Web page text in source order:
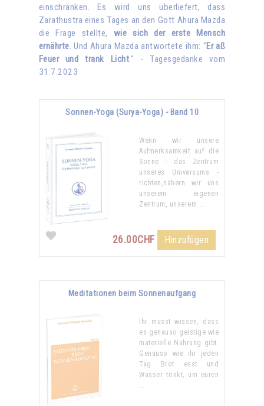
einschränken. Es wird uns überliefert, dass
Zarathustra eines Tages an den Gott Ahura Mazda
die Frage stellte, wie sich der erste Mensch
ernährte. Und Ahura Mazda antwortete ihm: "Er aß
Feuer und trank Licht." - Tagesgedanke vom
31.7.2023
Sonnen-Yoga (Surya-Yoga) - Band 10
Wenn wir unsere
Aufmerksamkeit auf die
Sonne - das Zentrum
unseres Universums -
richten,nähern wir uns
unserem eigenen
Zentrum, unserem …
26.00CHF Hinzufügen
Meditationen beim Sonnenaufgang
Ihr müsst wissen, dass
es genauso geistige wie
materielle Nahrung gibt.
Genauso wie ihr jeden
Tag Brot esst und
Wasser trinkt, um euren
…